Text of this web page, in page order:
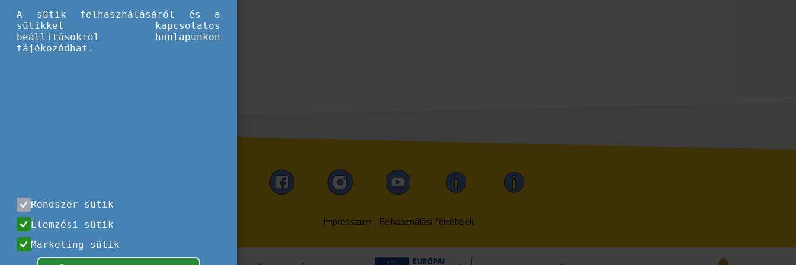
Impresszum Felhasználási feltételek
A sütik felhasználásáról és a
sütikkel kapcsolatos
beállításokról honlapunkon
tájékozódhat.
Rendszer sütik
Elemzési sütik
Marketing sütik